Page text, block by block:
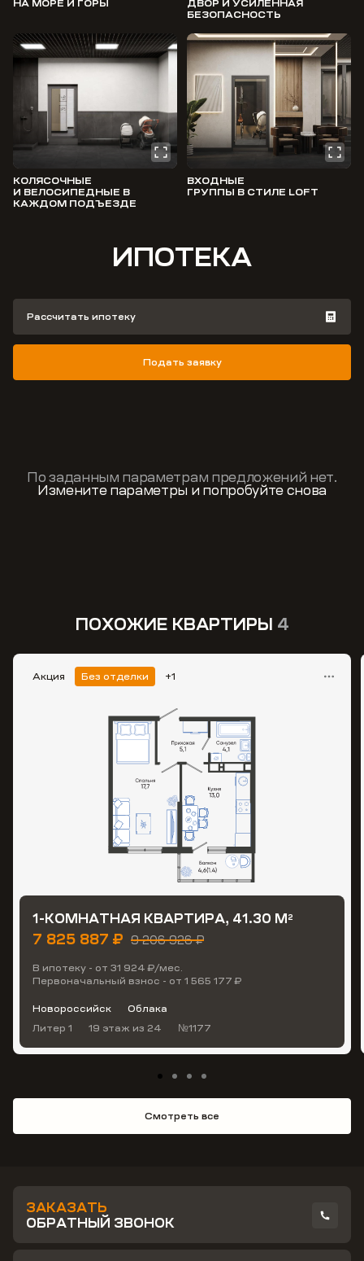
НА МОРЕ И ГОРЫ
ДВОР И УСИЛЕННАЯ
БЕЗОПАСНОСТЬ
КОЛЯСОЧНЫЕ
И ВЕЛОСИПЕДНЫЕ В
КАЖДОМ ПОДЪЕЗДЕ
ВХОДНЫЕ
ГРУППЫ В СТИЛЕ LOFT
ИПОТЕКА
Подать заявку
Рассчитать ипотеку
По заданным параметрам предложений нет.
Измените параметры и попробуйте снова
ПОХОЖИЕ КВАРТИРЫ 4
Акция Без отделки +1
1-КОМНАТНАЯ КВАРТИРА, 41.30 М2
7 825 887 ₽ 9 206 926 ₽
В ипотеку - от 31 924 ₽/мес.
Первоначальный взнос - от 1 565 177 ₽
Новороссийск
Облака
Литер 1
19 этаж из 24 №1177
Смотреть все
ЗАКАЗАТЬ
ОБРАТНЫЙ ЗВОНОК